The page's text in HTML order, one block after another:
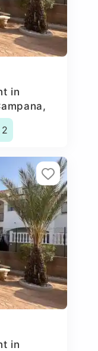
in
2
in